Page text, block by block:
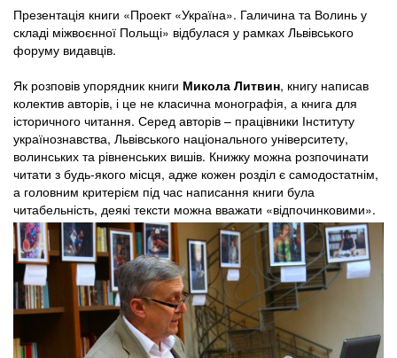
Презентація книги «Проект «Україна». Галичина та Волинь у
складі міжвоєнної Польщі» відбулася у рамках Львівського
форуму видавців.
Як розповів упорядник книги Микола Литвин, книгу написав
колектив авторів, і це не класична монографія, а книга для
історичного читання. Серед авторів – працівники Інституту
українознавства, Львівського національного університету,
волинських та рівненських вишів. Книжку можна розпочинати
читати з будь-якого місця, адже кожен розділ є самодостатнім,
а головним критерієм під час написання книги була
читабельність, деякі тексти можна вважати «відпочинковими».